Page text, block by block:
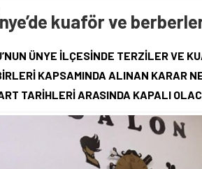
Sandık Bir Emanettir, Emanete
ettiler.
kuaför ve
ÜNYE İLÇESİNDE TERZİLER VE
KAPSAMINDA ALINAN KARAR
TARİHLERİ ARASINDA KAPALI